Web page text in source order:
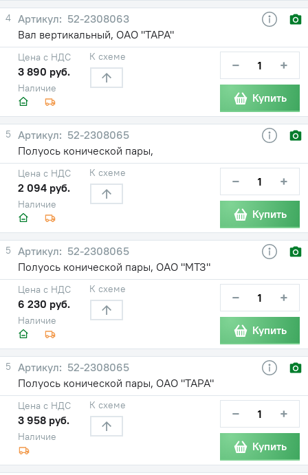
4
52-2308063
Вал вертикальный, ОАО "ТАРА"
Наличие
Цена с НДС
3 890 руб.
К схеме − +
Купить
5
52-2308065
Полуось конической пары,
Наличие
Цена с НДС
2 094 руб.
К схеме − +
Купить
5
52-2308065
Полуось конической пары, ОАО "МТЗ"
Наличие
Цена с НДС
6 230 руб.
К схеме − +
Купить
5
52-2308065
Полуось конической пары, ОАО "ТАРА"
Наличие
Цена с НДС
3 958 руб.
К схеме − +
Купить